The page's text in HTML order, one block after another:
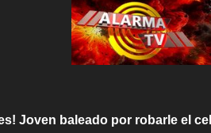
Joven baleado por robarle el